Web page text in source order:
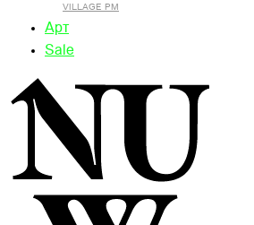
VILLAGE PM
Арт
Sale